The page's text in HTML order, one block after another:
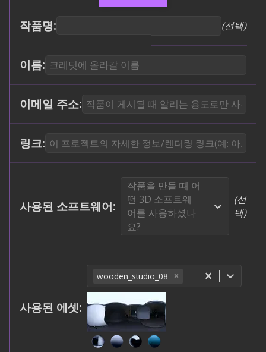
작품명: (선택)
이름:
이메일 주소:
링크:
사용된 소프트웨어:
작품을 만들 때 어
떤 3D 소프트웨
어를 사용하셨나
요?
(선
택)
사용된 에셋:
wooden_studio_08